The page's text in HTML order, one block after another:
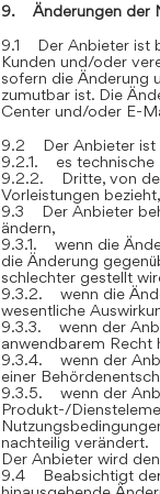
9. Änderungen der
9.1 Der Anbieter ist
Kunden und/oder
sofern die Änderung
zumutbar ist. Die
Center und/oder E-
9.2 Der Anbieter ist
9.2.1. es technische
9.2.2. Dritte, von
Vorleistungen
9.3 Der Anbieter
ändern,
9.3.1. wenn die
die Änderung
schlechter gestellt
9.3.2. wenn die
wesentliche
9.3.3. wenn der
anwendbarem Recht
9.3.4. wenn der
einer
9.3.5. wenn der
Produkt-/
nachteilig verändert.
Der Anbieter wird
9.4 Beabsichtigt der